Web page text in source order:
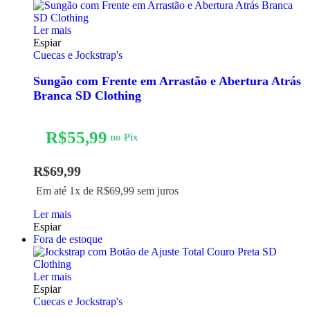
Ler mais
Espiar
Cuecas e Jockstrap's
Sungão com Frente em Arrastão e Abertura Atrás
Branca SD Clothing
R$69,99
Em até 1x de R$69,99 sem juros
R$55,99 no Pix
Ler mais
Espiar
Fora de estoque
Ler mais
Espiar
Cuecas e Jockstrap's